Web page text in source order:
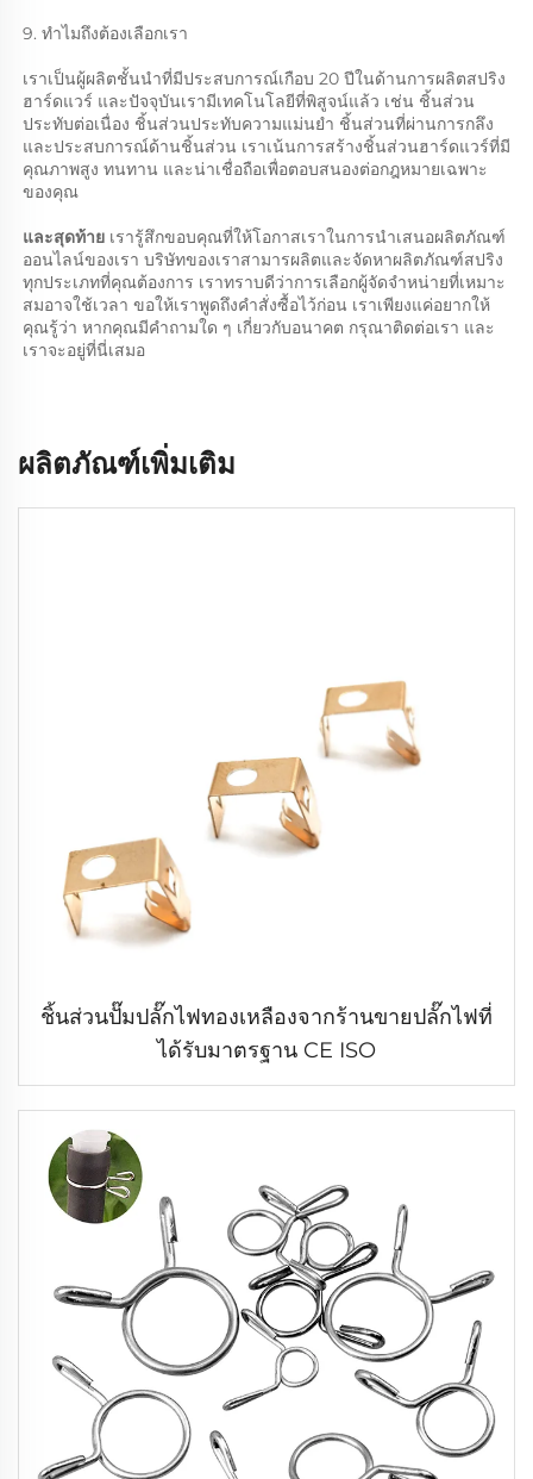
9. ทำไมถึงต้องเลือกเรา
เราเป็นผู้ผลิตชั้นนำที่มีประสบการณ์เกือบ 20 ปีในด้านการผลิตสปริง
ฮาร์ดแวร์ และปัจจุบันเรามีเทคโนโลยีที่พิสูจน์แล้ว เช่น ชิ้นส่วน
ประทับต่อเนื่อง ชิ้นส่วนประทับความแม่นยำ ชิ้นส่วนที่ผ่านการกลึง
และประสบการณ์ด้านชิ้นส่วน เราเน้นการสร้างชิ้นส่วนฮาร์ดแวร์ที่มี
คุณภาพสูง ทนทาน และน่าเชื่อถือเพื่อตอบสนองต่อกฎหมายเฉพาะ
ของคุณ
และสุดท้าย เรารู้สึกขอบคุณที่ให้โอกาสเราในการนำเสนอผลิตภัณฑ์
ออนไลน์ของเรา บริษัทของเราสามารผลิตและจัดหาผลิตภัณฑ์สปริง
ทุกประเภทที่คุณต้องการ เราทราบดีว่าการเลือกผู้จัดจำหน่ายที่เหมาะ
สมอาจใช้เวลา ขอให้เราพูดถึงคำสั่งซื้อไว้ก่อน เราเพียงแค่อยากให้
คุณรู้ว่า หากคุณมีคำถามใด ๆ เกี่ยวกับอนาคต กรุณาติดต่อเรา และ
เราจะอยู่ที่นี่เสมอ
ผลิตภัณฑ์เพิ่มเติม
ชิ้นส่วนปั๊มปลั๊กไฟทองเหลืองจากร้านขายปลั๊กไฟที่
ได้รับมาตรฐาน CE ISO